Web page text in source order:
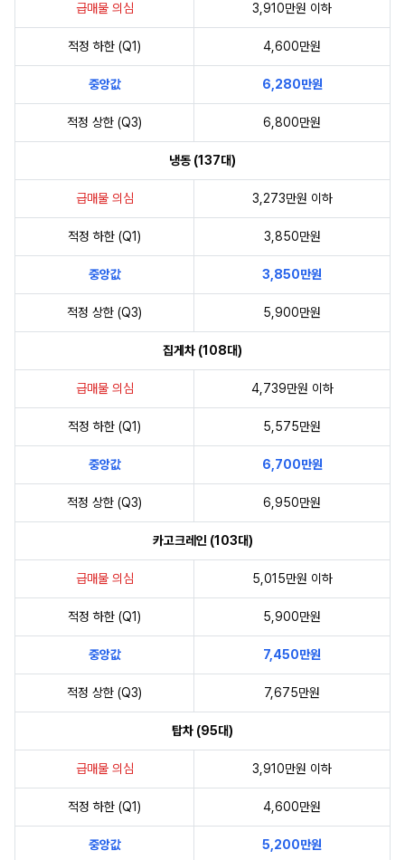
급매물 의심 3,910만원 이하
적정 하한 (Q1) 4,600만원
중앙값 6,280만원
적정 상한 (Q3) 6,800만원
냉동 (137대)
급매물 의심 3,273만원 이하
적정 하한 (Q1) 3,850만원
중앙값 3,850만원
적정 상한 (Q3) 5,900만원
집게차 (108대)
급매물 의심 4,739만원 이하
적정 하한 (Q1) 5,575만원
중앙값 6,700만원
적정 상한 (Q3) 6,950만원
카고크레인 (103대)
급매물 의심 5,015만원 이하
적정 하한 (Q1) 5,900만원
중앙값 7,450만원
적정 상한 (Q3) 7,675만원
탑차 (95대)
급매물 의심 3,910만원 이하
적정 하한 (Q1) 4,600만원
중앙값 5,200만원